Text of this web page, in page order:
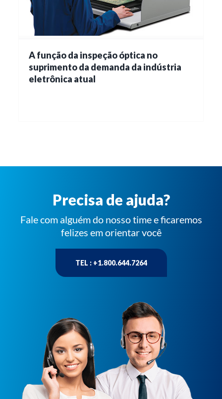
A função da inspeção óptica no
suprimento da demanda da indústria
eletrônica atual
Precisa de ajuda?
Fale com alguém do nosso time e ficaremos
felizes em orientar você
TEL : +1.800.644.7264